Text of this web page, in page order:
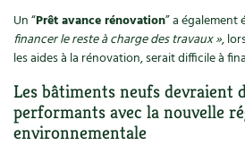
Vidéos et podcasts
Conseils vidéo des4 saisons
Secrets d’abonné
Un “Prêt avance rénovation” a également
financer le reste à charge des travaux »,
les aides à la rénovation, serait difficile à
Les bâtiments neufs devraient
performants avec la nouvelle
environnementale